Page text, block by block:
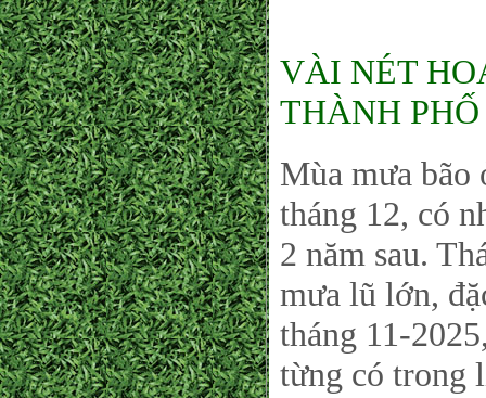
VÀI NÉT
THÀNH
Mùa mưa bão
tháng 12, có
2 năm sau.
mưa lũ lớn,
tháng 11-
từng có trong